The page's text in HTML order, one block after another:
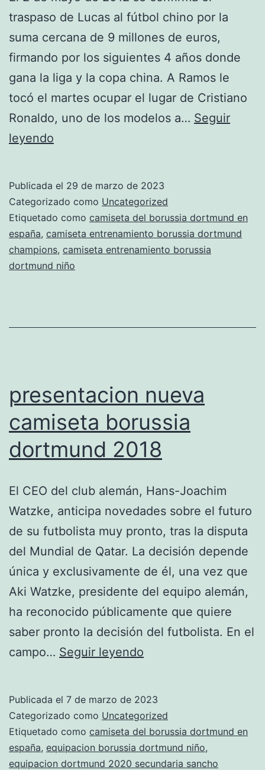
traspaso de Lucas al fútbol chino por la
suma cercana de 9 millones de euros,
firmando por los siguientes 4 años donde
gana la liga y la copa china. A Ramos le
tocó el martes ocupar el lugar de Cristiano
Ronaldo, uno de los modelos a… Seguir
leyendo
Publicada el 29 de marzo de 2023
Categorizado como Uncategorized
Etiquetado como camiseta del borussia dortmund en
españa, camiseta entrenamiento borussia dortmund
champions, camiseta entrenamiento borussia
dortmund niño
presentacion nueva
camiseta borussia
dortmund 2018
El CEO del club alemán, Hans-Joachim
Watzke, anticipa novedades sobre el futuro
de su futbolista muy pronto, tras la disputa
del Mundial de Qatar. La decisión depende
única y exclusivamente de él, una vez que
Aki Watzke, presidente del equipo alemán,
ha reconocido públicamente que quiere
saber pronto la decisión del futbolista. En el
campo… Seguir leyendo
borussia
dortmund
2018
Publicada el 7 de marzo de 2023
Categorizado como Uncategorized
Etiquetado como camiseta del borussia dortmund en
españa, equipacion borussia dortmund niño,
equipacion dortmund 2020 secundaria sancho